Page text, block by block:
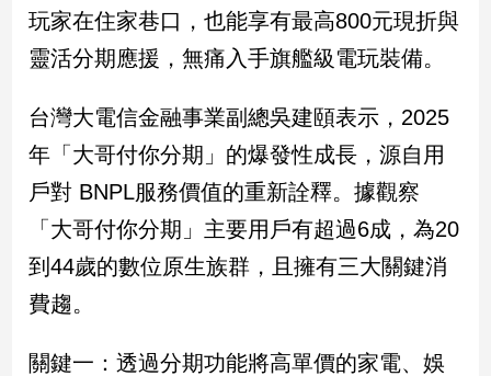
岸/
國
際
會/
方
新
冠
毒
區
玩家在住家巷口，也能享有最高800元現折與
靈活分期應援，無痛入手旗艦級電玩裝備。
台灣大電信金融事業副總吳建頤表示，2025
年「大哥付你分期」的爆發性成長，源自用
戶對 BNPL服務價值的重新詮釋。據觀察
「大哥付你分期」主要用戶有超過6成，為20
到44歲的數位原生族群，且擁有三大關鍵消
費趨。
關鍵一：透過分期功能將高單價的家電、娛